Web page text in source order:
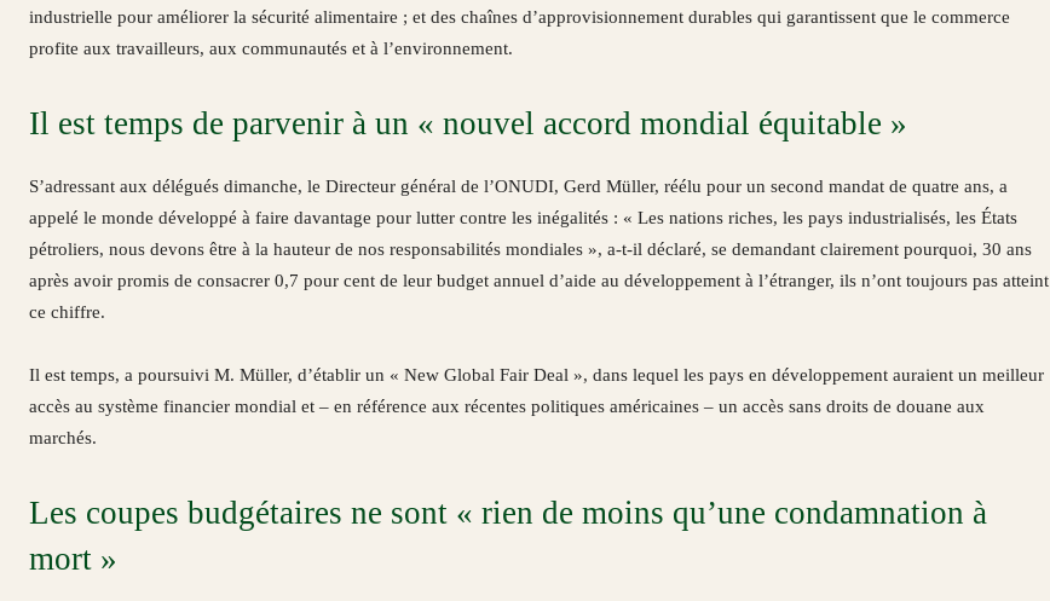
industrielle pour améliorer la sécurité alimentaire ; et des chaînes d’approvisionnement durables qui garantissent que le commerce
profite aux travailleurs, aux communautés et à l’environnement.
Il est temps de parvenir à un « nouvel accord mondial équitable »
S’adressant aux délégués dimanche, le Directeur général de l’ONUDI, Gerd Müller, réélu pour un second mandat de quatre ans, a
appelé le monde développé à faire davantage pour lutter contre les inégalités : « Les nations riches, les pays industrialisés, les États
pétroliers, nous devons être à la hauteur de nos responsabilités mondiales », a-t-il déclaré, se demandant clairement pourquoi, 30 ans
après avoir promis de consacrer 0,7 pour cent de leur budget annuel d’aide au développement à l’étranger, ils n’ont toujours pas atteint
ce chiffre.
Il est temps, a poursuivi M. Müller, d’établir un « New Global Fair Deal », dans lequel les pays en développement auraient un meilleur
accès au système financier mondial et – en référence aux récentes politiques américaines – un accès sans droits de douane aux
marchés.
Les coupes budgétaires ne sont « rien de moins qu’une condamnation à
mort »